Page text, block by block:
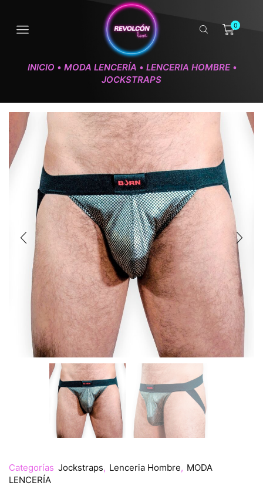
0
INICIO • MODA LENCERÍA • LENCERIA HOMBRE •
JOCKSTRAPS
Categorías Jockstraps, Lenceria Hombre, MODA
LENCERÍA